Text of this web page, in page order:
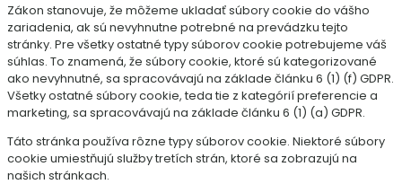
Zákon stanovuje, že môžeme ukladať súbory cookie do vášho
zariadenia, ak sú nevyhnutne potrebné na prevádzku tejto
stránky. Pre všetky ostatné typy súborov cookie potrebujeme váš
súhlas. To znamená, že súbory cookie, ktoré sú kategorizované
ako nevyhnutné, sa spracovávajú na základe článku 6 (1) (f) GDPR.
Všetky ostatné súbory cookie, teda tie z kategórií preferencie a
marketing, sa spracovávajú na základe článku 6 (1) (a) GDPR.
Táto stránka používa rôzne typy súborov cookie. Niektoré súbory
cookie umiestňujú služby tretích strán, ktoré sa zobrazujú na
našich stránkach.